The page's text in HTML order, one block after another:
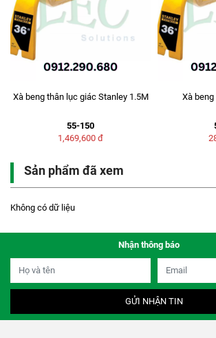
Xà beng thân lục giác Stanley 1.5M
55-150
1,469,600 đ
Xà
Sản phẩm đã xem
Không có dữ liệu
Nhận thông báo
GỬI NHẬN TIN